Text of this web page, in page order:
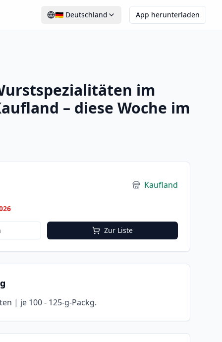
🇩🇪 Deutschland App herunterladen
im
– diese Woche im
Kaufland
Zur Liste
| je 100 - 125-g-Packg.